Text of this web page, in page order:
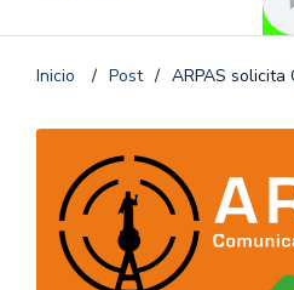
Inicio / Post / ARPAS solicita